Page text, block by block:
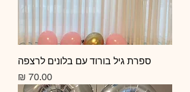
ספרת גיל בורוד עם בלונים לרצפה
מחיר